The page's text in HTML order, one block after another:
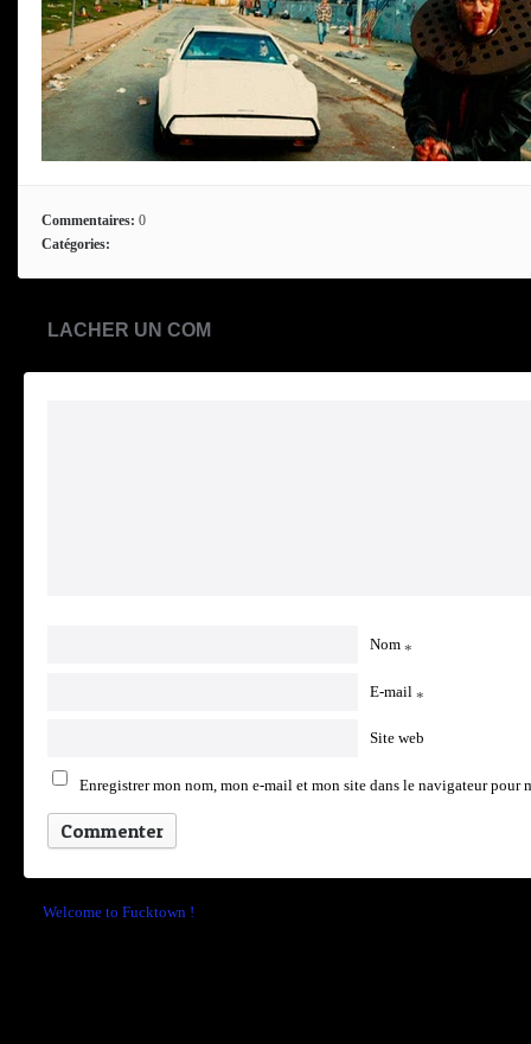
Commentaires: 0
Catégories:
LACHER UN COM
Nom *
E-mail *
Site web
Enregistrer mon nom, mon e-mail et mon site dans le navigateur pour
Welcome to Fucktown !